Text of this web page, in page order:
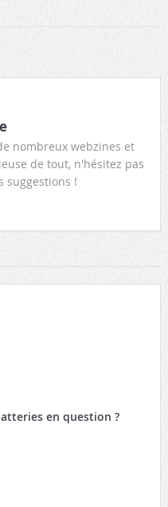
nombreux webzines et
de tout, n'hésitez pas
suggestions !
en question ?